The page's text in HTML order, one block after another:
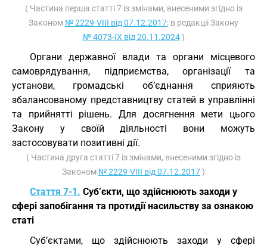
( Частина перша статті 7 із змінами, внесеними згідно із
Законом № 2229-VIII від 07.12.2017; в редакції Закону
№ 4073-IX від 20.11.2024)
Органи державної влади та органи місцевого
самоврядування, підприємства, організації та
установи, громадські об’єднання сприяють
збалансованому представництву статей в управлінні
та прийнятті рішень. Для досягнення мети цього
Закону у своїй діяльності вони можуть
застосовувати позитивні дії.
( Частина друга статті 7 із змінами, внесеними згідно із
Законом № 2229-VIII від 07.12.2017)
Стаття 7-1. Суб’єкти, що здійснюють заходи у
сфері запобігання та протидії насильству за ознакою
статі
Суб’єктами, що здійснюють заходи у сфері